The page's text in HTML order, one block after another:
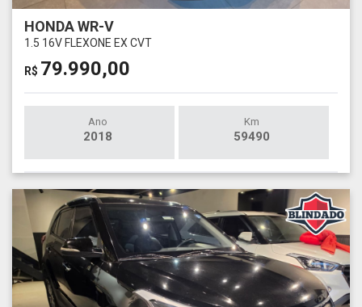
HONDA WR-V
1.5 16V FLEXONE EX CVT
R$ 79.990,00
Ano
2018
Km
59490